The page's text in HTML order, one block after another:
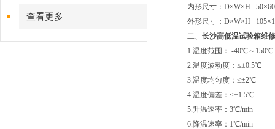
查看更多
内形尺寸：D×W×H
外形尺寸：D×W×H
二、 长沙高低温试验箱维修
1.温度范围： -40℃～150℃
2.温度波动度：≤±0.5℃
3.温度均匀度：≤±2℃
4.温度偏差：≤±1.5℃
5.升温速率：3℃/min
6.降温速率：1℃/min